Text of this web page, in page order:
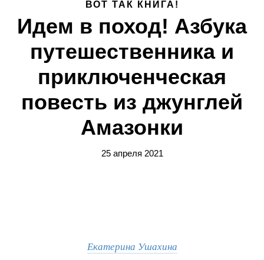
ВОТ ТАК КНИГА!
Идем в поход! Азбука
путешественника и
приключенческая
повесть из джунглей
Амазонки
25 апреля 2021
Екатерина Ушахина